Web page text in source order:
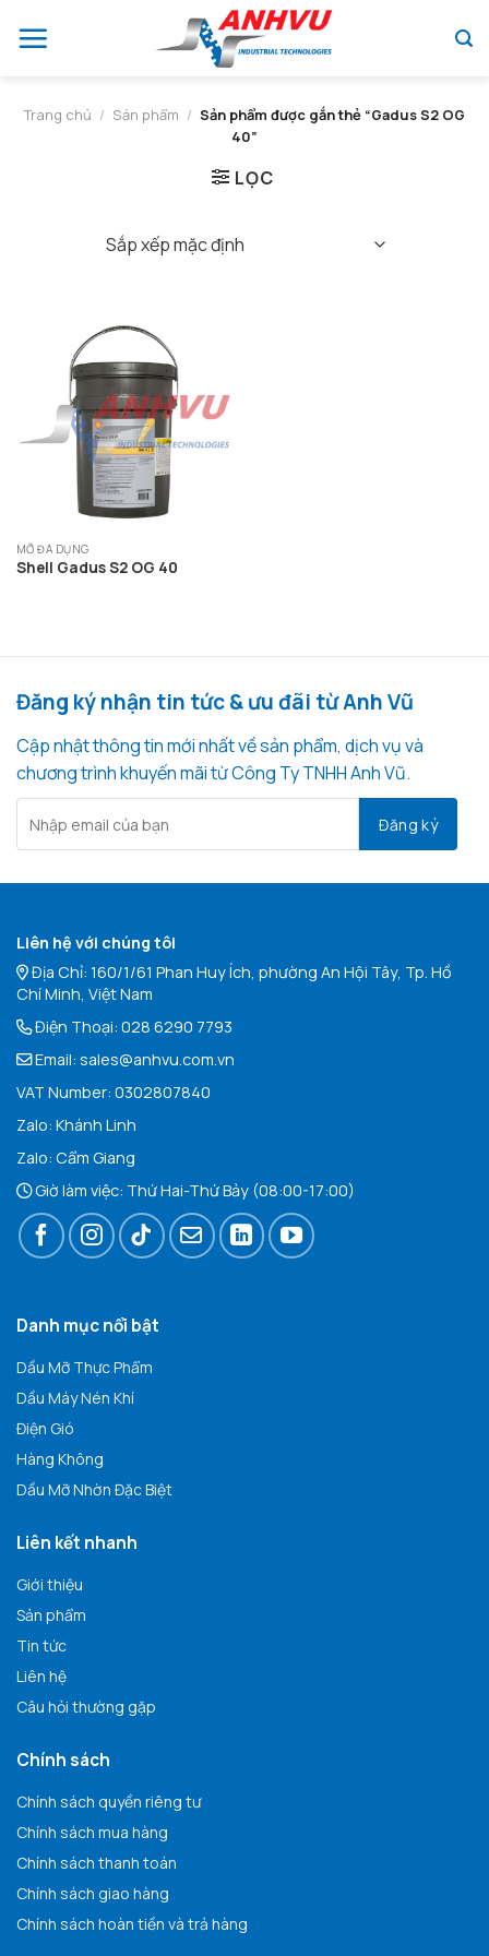
đến
Trang chủ / Sản phẩm / Sản phẩm được gắn thẻ “Gadus S2 OG
40”
LỌC
MỠ ĐA DỤNG
Shell Gadus S2 OG 40
Đăng ký nhận tin tức & ưu đãi từ Anh Vũ
Cập nhật thông tin mới nhất về sản phẩm, dịch vụ và
chương trình khuyến mãi từ Công Ty TNHH Anh Vũ.
Liên hệ với chúng tôi
Địa Chỉ: 160/1/61 Phan Huy Ích, phường An Hội Tây, Tp. Hồ
Chí Minh, Việt Nam
Điện Thoại: 028 6290 7793
Email: sales@anhvu.com.vn
VAT Number: 0302807840
Zalo: Khánh Linh
Zalo: Cẩm Giang
Giờ làm việc: Thứ Hai-Thứ Bảy (08:00-17:00)
Danh mục nổi bật
Dầu Mỡ Thực Phẩm
Dầu Máy Nén Khí
Điện Gió
Hàng Không
Dầu Mỡ Nhờn Đặc Biệt
Liên kết nhanh
Giới thiệu
Sản phẩm
Tin tức
Liên hệ
Câu hỏi thường gặp
Chính sách
Chính sách quyền riêng tư
Chính sách mua hàng
Chính sách thanh toán
Chính sách giao hàng
Chính sách hoàn tiền và trả hàng